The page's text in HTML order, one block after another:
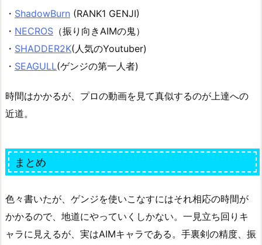
・ ShadowBurn (RANK1 GENJI)
・ NECROS （振り向きAIMの鬼）
・ SHADDER2K(人気のYoutuber)
・ SEAGULL(ゲンジの第一人者)
時間はかかるが、プロの動画を見て真似するのが上達への
近道。
まとめ
色々書いたが、ゲンジを使いこなすにはそれ相応の時間が
かかるので、地道にやっていくしかない。一見立ち回りキ
ャラに見えるが、実はAIMキャラである。手裏剣の精度、振